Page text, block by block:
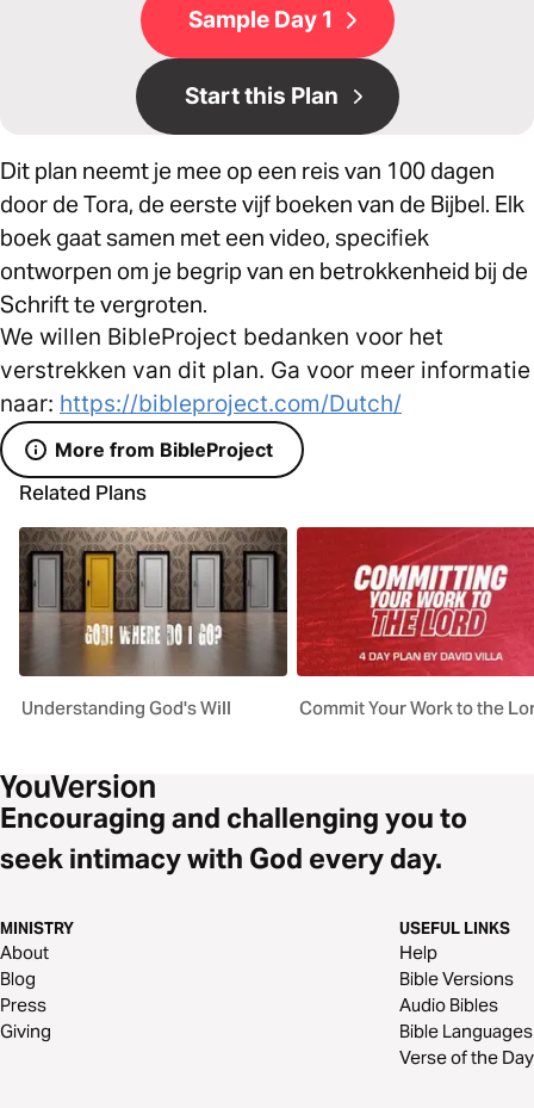
Sample Day 1
Start this Plan
Dit plan neemt je mee op een reis van 100 dagen
door de Tora, de eerste vijf boeken van de Bijbel. Elk
boek gaat samen met een video, specifiek
ontworpen om je begrip van en betrokkenheid bij de
Schrift te vergroten.
We willen BibleProject bedanken voor het
verstrekken van dit plan. Ga voor meer informatie
naar: https://bibleproject.com/Dutch/
More from BibleProject
Related Plans
Understanding God's Will Commit Your Work to the
Encouraging and challenging you to
seek intimacy with God every day.
MINISTRY
About
Blog
Press
Giving
USEFUL LINKS
Help
Bible Versions
Audio Bibles
Bible Languages
Verse of the Day